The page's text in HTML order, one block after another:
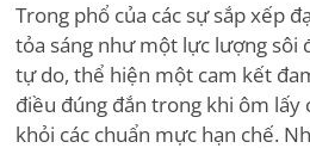
Trong phổ của các sự sắp xếp
tỏa sáng như một lực lượng sôi
tự do, thể hiện một cam kết
điều đúng đắn trong khi ôm lấy
khỏi các chuẩn mực hạn chế.